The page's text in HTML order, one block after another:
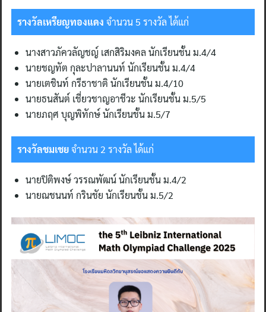
รางวัลเหรียญทองแดง จำนวน 5 รางวัล ได้แก่
นางสาวภัควลัญชญ์ เสกสิริมงคล นักเรียนชั้น ม.4/4
นายชญทัต กุละปาลานนท์ นักเรียนชั้น ม.4/4
นายเตชินท์ กรีธาชาติ นักเรียนชั้น ม.4/10
นายธนสันต์ เชี่ยวชาญอาชีวะ นักเรียนชั้น ม.5/5
นายภฤศ บุญพิทักษ์ นักเรียนชั้น ม.5/7
รางวัลชมเชยจำนวน 2 รางวัล ได้แก่
นายปิติพงษ์ วรรณพัฒน์ นักเรียนชั้น ม.4/2
นายณชนนท์ กรินชัย นักเรียนชั้น ม.5/2